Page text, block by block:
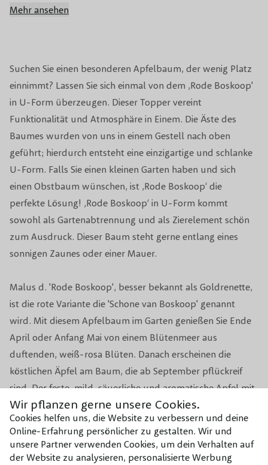
Wir pflanzen gerne unsere Cookies.
Cookies helfen uns, die Website zu verbessern und deine
Online-Erfahrung persönlicher zu gestalten. Wir und
unsere Partner verwenden Cookies, um dein Verhalten auf
der Website zu analysieren, personalisierte Werbung
Suchen Sie einen besonderen Apfelbaum, der wenig Platz
einnimmt? Lassen Sie sich einmal von dem ‚Rode Boskoop'
in U-Form überzeugen. Dieser Topper vereint
Funktionalität und Atmosphäre in Einem. Die Äste des
Baumes wurden von uns in einem Gestell nach oben
geführt; hierdurch entsteht eine einzigartige und schlanke
U-Form. Falls Sie einen kleinen Garten haben und sich
einen Obstbaum wünschen, ist ‚Rode Boskoop‘ die
perfekte Lösung! ‚Rode Boskoop‘ in U-Form kommt
sowohl als Gartenabtrennung und als Zierelement schön
zum Ausdruck. Dieser Baum steht gerne entlang eines
sonnigen Zaunes oder einer Mauer.
Malus d. 'Rode Boskoop', besser bekannt als Goldrenette,
ist die rote Variante die 'Schone van Boskoop' genannt
wird. Mit diesem Apfelbaum im Garten genießen Sie Ende
April oder Anfang Mai von einem Blütenmeer aus
duftenden, weiß-rosa Blüten. Danach erscheinen die
köstlichen Äpfel am Baum, die ab September pflückreif
sind. Der feste, mild-säuerliche und aromatische Apfel mit
rauer Schale eignet sich ausgezeichnet für die Zubereitung
von Apfelkuchen, Apfelmus und Apfeltaschen. Die orange-
roten Früchte mit dunkelroter Farbe verleihen sowohl dem
Garten als auch dem Teller Farbe! Obwohl der
Bestäubung Nicht Selbstbestäubend
Bestäuber
Alkmene, Cox Orange Pippin en
James Grieve
Blütezeit April
Blütefarbe Weiß/Rosa
Beschneidungsperiode Februar
Standort Sonne/Halbschatten
Winterhärte Gut winterhart
Topf/Wurzelballen/kahle
Wurzel
Topf
Mehr ansehen